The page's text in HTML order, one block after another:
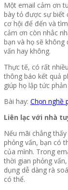
Một email cảm ơn
bày tỏ được sự biết
cơ hội để đến và
cảm ơn còn nhắc
bạn và họ sẽ không
vấn hay không.
Thực tế, có rất
thông báo kết quả
giúp họ lập tức
Bài hay: Chọn nghề
Liên lạc với nhà
Nếu mãi chẳng
phỏng vấn, bạn có
của mình. Trong
thời gian phỏng
dụng dễ dàng rà
có thể.